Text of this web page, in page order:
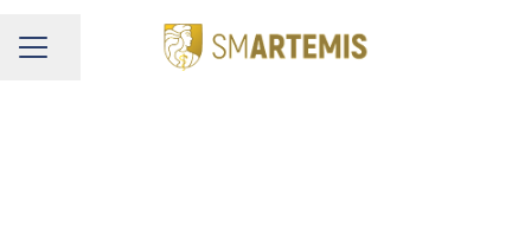
KARRIEREMENÜ
Seite teilen